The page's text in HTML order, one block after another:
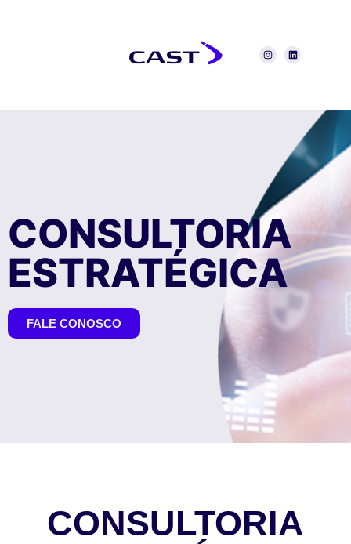
CONSULTORIA
ESTRATÉGICA
FALE CONOSCO
CONSULTORIA